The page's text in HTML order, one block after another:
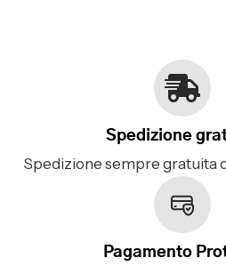
Spedizione
Spedizione sempre gratuita
Pagamento